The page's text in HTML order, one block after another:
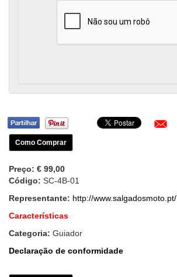
Como Comprar
Preço: € 99,00
Código: SC-4B-01
Representante: http://www.salgadosmoto.pt/
Características
Categoria: Guiador
Declaração de conformidade